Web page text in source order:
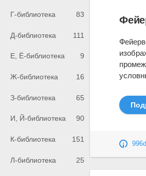
Г-библиотека 83
Д-библиотека 111
Е, Ё-библиотека 9
Ж-библиотека 16
З-библиотека 65
И, Й-библиотека 90
К-библиотека 151
Л-библиотека 25